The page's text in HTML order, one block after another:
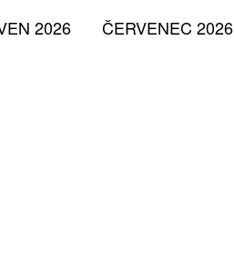
ČERVENEC 2026
2026